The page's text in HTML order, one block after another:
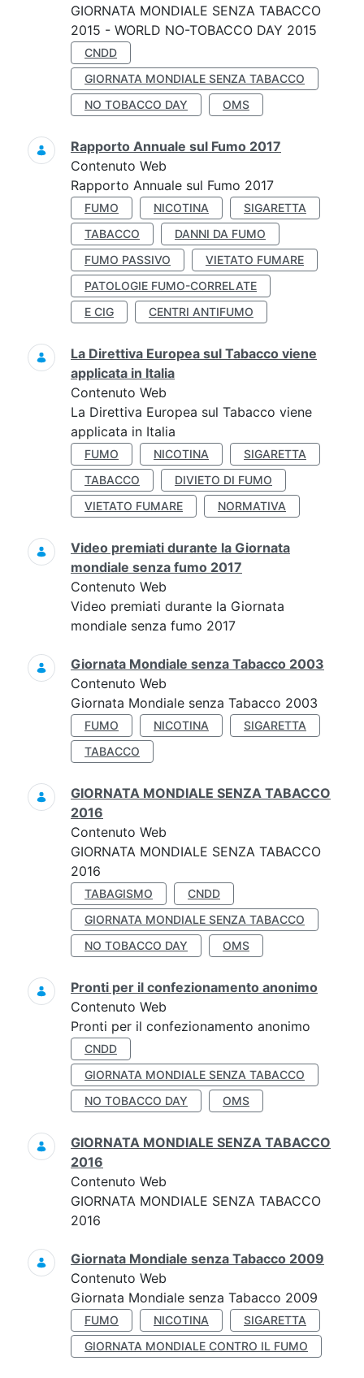
GIORNATA MONDIALE SENZA TABACCO
2015 - WORLD NO-TOBACCO DAY 2015
CNDD
GIORNATA MONDIALE SENZA TABACCO
NO TOBACCO DAY
OMS
Rapporto Annuale sul Fumo 2017
Contenuto Web
Rapporto Annuale sul Fumo 2017
FUMO NICOTINA
SIGARETTA
TABACCO
DANNI DA FUMO
FUMO PASSIVO
VIETATO FUMARE
PATOLOGIE FUMO-CORRELATE
E CIG
CENTRI ANTIFUMO
La Direttiva Europea sul Tabacco viene
applicata in Italia
Contenuto Web
La Direttiva Europea sul Tabacco viene
applicata in Italia
FUMO NICOTINA
SIGARETTA
TABACCO
DIVIETO DI FUMO
VIETATO FUMARE
NORMATIVA
Video premiati durante la Giornata
mondiale senza fumo 2017
Contenuto Web
Video premiati durante la Giornata
mondiale senza fumo 2017
Giornata Mondiale senza Tabacco 2003
Contenuto Web
Giornata Mondiale senza Tabacco 2003
FUMO NICOTINA
SIGARETTA
TABACCO
GIORNATA MONDIALE SENZA TABACCO
2016
Contenuto Web
GIORNATA MONDIALE SENZA TABACCO
2016
TABAGISMO
CNDD
GIORNATA MONDIALE SENZA TABACCO
NO TOBACCO DAY
OMS
Pronti per il confezionamento anonimo
Contenuto Web
Pronti per il confezionamento anonimo
CNDD
GIORNATA MONDIALE SENZA TABACCO
NO TOBACCO DAY
OMS
GIORNATA MONDIALE SENZA TABACCO
2016
Contenuto Web
GIORNATA MONDIALE SENZA TABACCO
2016
Giornata Mondiale senza Tabacco 2009
Contenuto Web
Giornata Mondiale senza Tabacco 2009
FUMO NICOTINA
SIGARETTA
GIORNATA MONDIALE CONTRO IL FUMO